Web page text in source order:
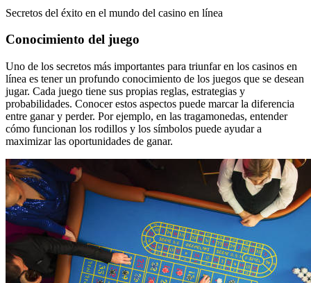
Secretos del éxito en el mundo del casino en línea
Conocimiento del juego
Uno de los secretos más importantes para triunfar en los casinos en
línea es tener un profundo conocimiento de los juegos que se desean
jugar. Cada juego tiene sus propias reglas, estrategias y
probabilidades. Conocer estos aspectos puede marcar la diferencia
entre ganar y perder. Por ejemplo, en las tragamonedas, entender
cómo funcionan los rodillos y los símbolos puede ayudar a
maximizar las oportunidades de ganar.